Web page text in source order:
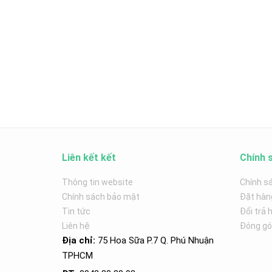
Liên kết kết
Thông tin website
Chính sách bảo mật
Tin tức
Liên hệ
Địa chỉ: 75 Hoa Sữa P.7 Q. Phú Nhuận
TPHCM
Chính
Chính
Đặt
Đổi trả
Đóng